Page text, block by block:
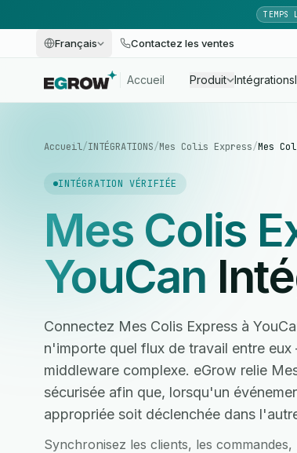
TEMPS
Français Contactez les ventes
Accueil Produit Intégrations
Accueil/INTÉGRATIONS/Mes Colis Express/Mes
INTÉGRATION VÉRIFIÉE
Mes Colis
YouCan
Connectez Mes Colis Express à
n'importe quel flux de travail entre
middleware complexe. eGrow relie
sécurisée afin que, lorsqu'un
appropriée soit déclenchée dans
Synchronisez les clients, les